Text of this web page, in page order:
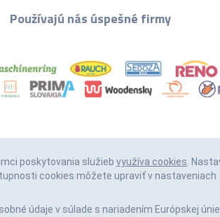
Používajú nás úspešné firmy
poskytovania služieb využíva cookies.
cookies môžete upraviť v nastaveniach
údaje v súlade s nariadením Európskej únie